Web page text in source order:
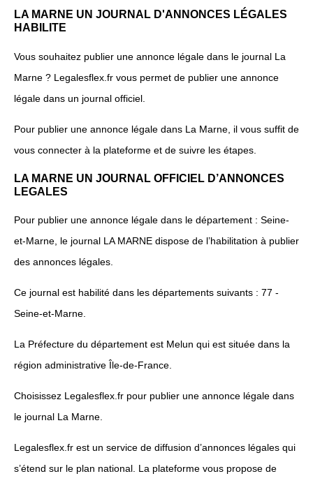
LA MARNE UN JOURNAL D'ANNONCES LÉGALES
HABILITE
Vous souhaitez publier une annonce légale dans le journal La
Marne ? Legalesflex.fr vous permet de publier une annonce
légale dans un journal officiel.
Pour publier une annonce légale dans La Marne, il vous suffit de
vous connecter à la plateforme et de suivre les étapes.
LA MARNE UN JOURNAL OFFICIEL D’ANNONCES
LEGALES
Pour publier une annonce légale dans le département : Seine-
et-Marne, le journal LA MARNE dispose de l’habilitation à publier
des annonces légales.
Ce journal est habilité dans les départements suivants : 77 -
Seine-et-Marne.
La Préfecture du département est Melun qui est située dans la
région administrative Île-de-France.
Choisissez Legalesflex.fr pour publier une annonce légale dans
le journal La Marne.
Legalesflex.fr est un service de diffusion d’annonces légales qui
s’étend sur le plan national. La plateforme vous propose de